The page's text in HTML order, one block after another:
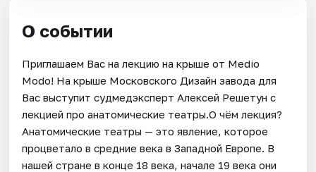
О событии
Приглашаем Вас на лекцию на крыше от Medio
Modo! На крыше Московского Дизайн завода для
Вас выступит судмедэксперт Алексей Решетун с
лекцией про анатомические театры.О чём лекция?
Анатомические театры — это явление, которое
процветало в средние века в Западной Европе. В
нашей стране в конце 18 века, начале 19 века они